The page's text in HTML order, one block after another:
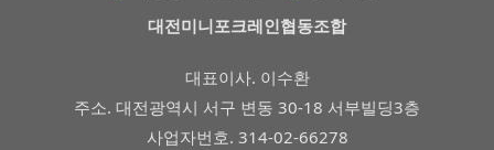
대전미니포크레인협동조합
대표이사. 이수환
주소. 대전광역시 서구 변동 30-18 서부빌딩3층
사업자번호. 314-02-66278